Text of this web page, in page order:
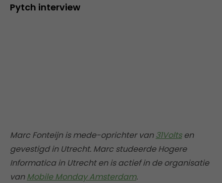
Pytch interview
Marc Fonteijn is mede-oprichter van31Voltsen
gevestigd in Utrecht. Marc studeerde Hogere
Informatica in Utrecht en is actief in de organisatie
vanMobile Monday Amsterdam.